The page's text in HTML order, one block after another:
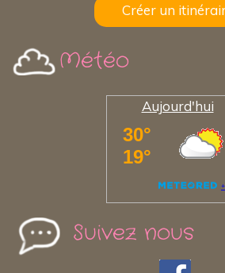
Créer un
Météo
Aujourd'hui
Suivez nous